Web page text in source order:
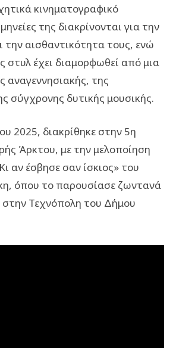
κινηματογραφικό
της διακρίνονται για την
την αισθαντικότητα τους, ενώ
στυλ έχει διαμορφωθεί από μια
αναγεννησιακής, της
σύγχρονης δυτικής μουσικής.
2025, διακρίθηκε στην 5η
Άρκτου, με την μελοποίηση
αν έσβησε σαν ίσκιος» του
όπου το παρουσίασε ζωντανά
Τεχνόπολη του Δήμου